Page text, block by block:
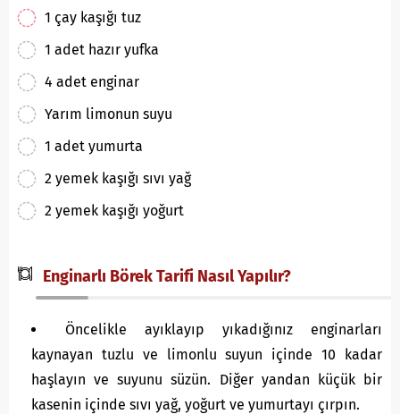
1 çay kaşığı tuz
1 adet hazır yufka
4 adet enginar
Yarım limonun suyu
1 adet yumurta
2 yemek kaşığı sıvı yağ
2 yemek kaşığı yoğurt
Enginarlı Börek Tarifi Nasıl Yapılır?
Öncelikle ayıklayıp yıkadığınız enginarları
kaynayan tuzlu ve limonlu suyun içinde 10 kadar
haşlayın ve suyunu süzün. Diğer yandan küçük bir
kasenin içinde sıvı yağ, yoğurt ve yumurtayı çırpın.